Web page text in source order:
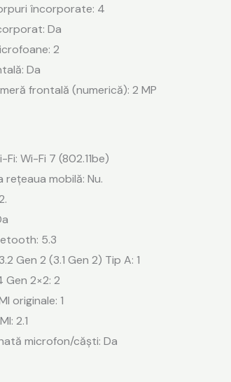
încorporate: 4
Da
2
Da
frontală (numerică): 2 MP
Wi-Fi 7 (802.11be)
rețeaua mobilă: Nu.
5.3
Gen 2 (3.1 Gen 2) Tip A: 1
Gen 2×2: 2
originale: 1
2.1
microfon/căști: Da